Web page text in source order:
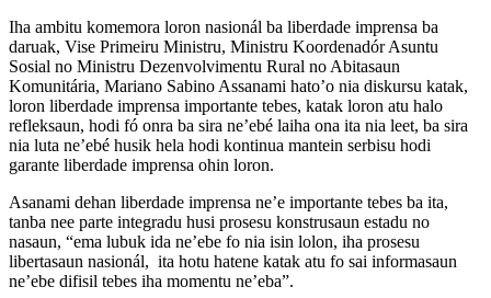
Iha ambitu komemora loron nasionál ba liberdade imprensa ba
daruak, Vise Primeiru Ministru, Ministru Koordenadór Asuntu
Sosial no Ministru Dezenvolvimentu Rural no Abitasaun
Komunitária, Mariano Sabino Assanami hato’o nia diskursu katak,
loron liberdade imprensa importante tebes, katak loron atu halo
refleksaun, hodi fó onra ba sira ne’ebé laiha ona ita nia leet, ba sira
nia luta ne’ebé husik hela hodi kontinua mantein serbisu hodi
garante liberdade imprensa ohin loron.
Asanami dehan liberdade imprensa ne’e importante tebes ba ita,
tanba nee parte integradu husi prosesu konstrusaun estadu no
nasaun, “ema lubuk ida ne’ebe fo nia isin lolon, iha prosesu
libertasaun nasionál, ita hotu hatene katak atu fo sai informasaun
ne’ebe difisil tebes iha momentu ne’eba”.